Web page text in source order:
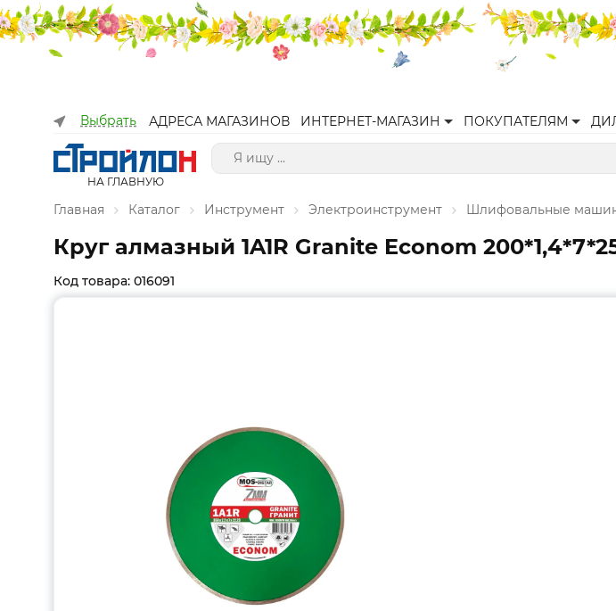
Выбрать АДРЕСА МАГАЗИНОВ ИНТЕРНЕТ-МАГАЗИН ПОКУПАТЕЛЯМ
НА ГЛАВНУЮ
Главная Каталог Инструмент Электроинструмент Шлифовальные
Круг алмазный 1A1R Granite Econom
Код товара: 016091